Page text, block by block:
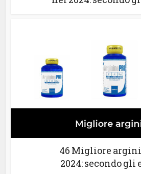
46 Migliore
2024: secondo gli